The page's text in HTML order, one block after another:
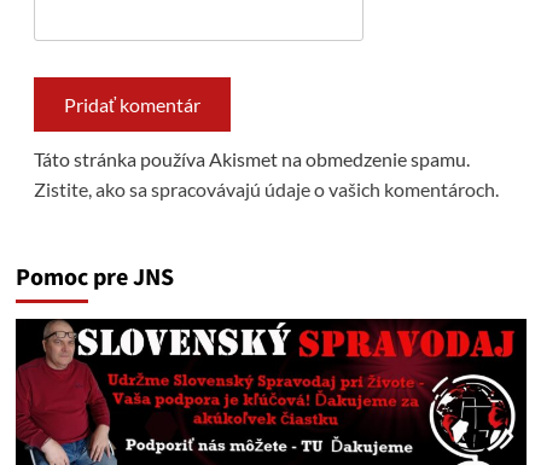
Táto stránka používa Akismet na obmedzenie spamu.
Zistite, ako sa spracovávajú údaje o vašich komentároch.
Pomoc pre JNS